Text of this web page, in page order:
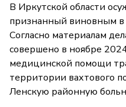
В Иркутской области
признанный виновным в
Согласно материалам
совершено в ноябре
медицинской помощи
территории вахтового
Ленскую районную